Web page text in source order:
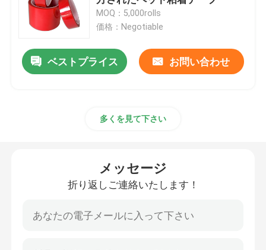
ストレッチ・フィルム ロール
パッキングの粘着テープ
MOPPテープ
保護フィルム ロール
MOQ：5,000rolls
価格：Negotiable
ベストプライス お問い合わせ
多くを見て下さい
メッセージ
折り返しご連絡いたします！